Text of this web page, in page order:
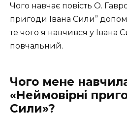
Чого навчає повість О.
пригоди Івана Сили”
те чого я навчився у Івана
повчальний.
Чого мене
«Неймовірні
Сили»?